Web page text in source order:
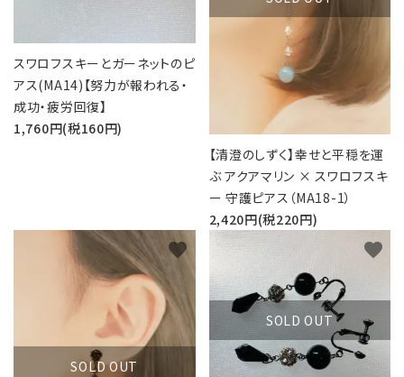
スワロフスキーとガーネットのピ
アス(MA14)【努力が報われる・
成功・疲労回復】
1,760円(税160円)
【清澄のしずく】幸せと平穏を運
ぶ アクアマリン × スワロフスキ
ー 守護ピアス（MA18-1）
2,420円(税220円)
SOLD OUT
favorite
SOLD OUT
favorite